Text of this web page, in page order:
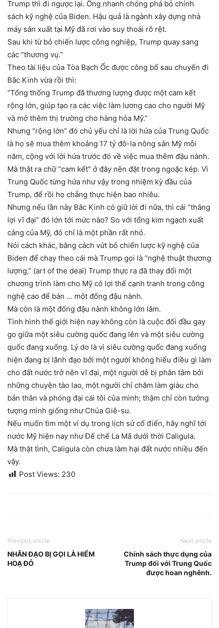
Trump thì đi ngược lại. Ông nhanh chóng phá bỏ chính
sách kỹ nghệ của Biden. Hậu quả là ngành xây dựng nhà
máy sản xuất tại Mỹ đã rơi vào suy thoái rõ rệt.
Sau khi từ bỏ chiến lược công nghiệp, Trump quay sang
các “thương vụ.”
Theo tài liệu của Tòa Bạch Ốc được công bố sau chuyến đi
Bắc Kinh vừa rồi thì:
“Tổng thống Trump đã thương lượng được một cam kết
rộng lớn, giúp tạo ra các việc làm lương cao cho người Mỹ
và mở thêm thị trường cho hàng hóa Mỹ.”
Nhưng “rộng lớn” đó chủ yếu chỉ là lời hứa của Trung Quốc
là họ sẽ mua thêm khoảng 17 tỷ đô-la nông sản Mỹ mỗi
năm, cộng với lời hứa trước đó về việc mua thêm đậu nành.
Mà thật ra chữ “cam kết” ở đây nên đặt trong ngoặc kép. Vì
Trung Quốc từng hứa như vậy trong nhiệm kỳ đầu của
Trump, để rồi họ chẳng thực hiện bao nhiêu.
Nhưng nếu lần này Bắc Kinh có giữ lời đi nữa, thì cái “thắng
lợi vĩ đại” đó lớn tới mức nào? So với tổng kim ngạch xuất
cảng của Mỹ, đó chỉ là một phần rất nhỏ.
Nói cách khác, bằng cách vứt bỏ chiến lược kỹ nghệ của
Biden để chạy theo cái mà Trump gọi là “nghệ thuật thương
lượng,” (art of the deal) Trump thực ra đã thay đổi một
chương trình làm cho Mỹ có lợi thế cạnh tranh trong công
nghệ cao để bán … một đống đậu nành.
Mà còn là một đống đậu nành không lớn lắm.
Tình hình thế giới hiện nay không còn là cuộc đối đầu gay
go giữa một siêu cường quốc đang lên và một siêu cường
quốc đang xuống. Lý do là vì siêu cường quốc đang xuống
hiện đang bị lãnh đạo bởi một người không hiểu điều gì làm
cho đất nước trở nên vĩ đại, một người dễ bị phân tâm bởi
những chuyện tào lao, một người chỉ chăm làm giàu cho
bản thân và phóng đại cái tôi của mình; thậm chí còn tưởng
tượng mình giống như Chúa Giê-su.
Nếu muốn tìm một ví dụ trong lịch sử cổ điển, hãy nghĩ tới
nước Mỹ hiện nay như Đế chế La Mã dưới thời Caligula.
Mà thật tình, Caligula còn chưa làm hại đất nước nhiều đến
vậy.
Post Views: 230
Previous article
NHÂN ĐẠO BỊ GỌI LÀ HIỂM
HOẠ ĐỎ
Next article
Chính sách thực dụng của
Trump đối với Trung Quốc
được hoan nghênh.